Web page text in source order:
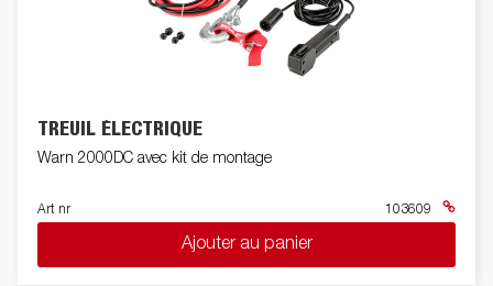
TREUIL ÉLECTRIQUE
Warn 2000DC avec kit de montage
Art nr 103609
Ajouter au panier